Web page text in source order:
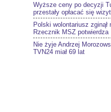
Wyższe ceny po decyzji
przestały opłacać się
Polski wolontariusz zginął
Rzecznik MSZ potwierdza
Nie żyje Andrzej
TVN24 miał 69 lat